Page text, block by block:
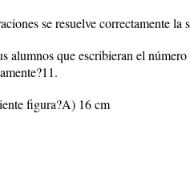
se resuelve correctamente
alumnos que escribieran el
figura?A) 16 cm